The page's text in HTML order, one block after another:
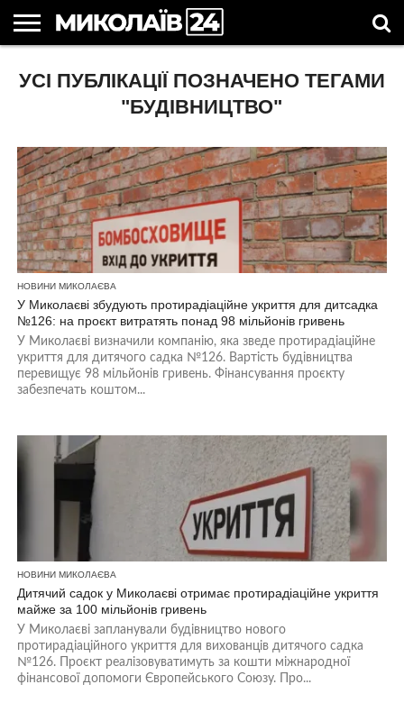
НОВИНИ
НОВИНИ
МИКОЛАЄВА
МИКОЛАЇВСЬКА
ОБЛАСТЬ
НОВИНИ
СПОРТУ
УКРАЇНА
ТА СВІТ
НОВИНИ
КОМПАНІЙ
АСТРОЛОГІЯ
СВЯТА
В
КОРИСНІ
СТАТТІ
УСІ ПУБЛІКАЦІЇ ПОЗНАЧЕНО ТЕГАМИ
"БУДІВНИЦТВО"
НОВИНИ МИКОЛАЄВА
У Миколаєві збудують протирадіаційне укриття для дитсадка
№126: на проєкт витратять понад 98 мільйонів гривень
У Миколаєві визначили компанію, яка зведе протирадіаційне
укриття для дитячого садка №126. Вартість будівництва
перевищує 98 мільйонів гривень. Фінансування проєкту
забезпечать коштом...
НОВИНИ МИКОЛАЄВА
Дитячий садок у Миколаєві отримає протирадіаційне укриття
майже за 100 мільйонів гривень
У Миколаєві запланували будівництво нового
протирадіаційного укриття для вихованців дитячого садка
№126. Проєкт реалізовуватимуть за кошти міжнародної
фінансової допомоги Європейського Союзу. Про...